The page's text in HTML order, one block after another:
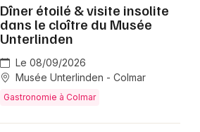
Dîner étoilé & visite insolite
dans le cloître du Musée
Unterlinden
Le 08/09/2026
Musée Unterlinden - Colmar
Gastronomie à Colmar